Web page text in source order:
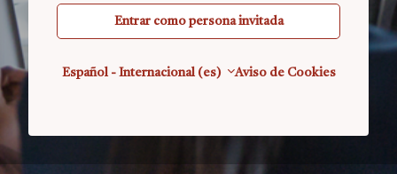
Entrar como persona invitada
Español - Internacional ‎(es)‎ Aviso de Cookies